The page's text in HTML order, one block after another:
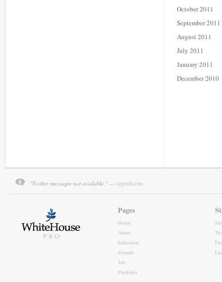
October 2011
September 2011
August 2011
July 2011
January 2011
December 2010
"Twitter messages not available." — sugenkcom
Pages
Home
About
Education
Friends
Job
Portfolio